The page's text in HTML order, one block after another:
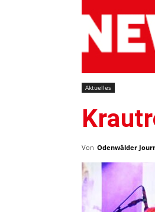
Aktuelles
Von Odenwälder